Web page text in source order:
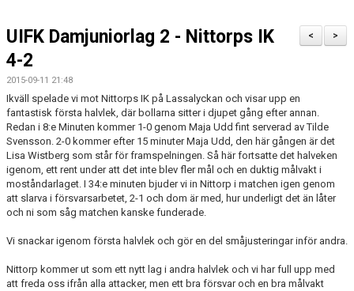
DOKUMENT
KONTAKT
MATCHER
TABELL & RESULTAT
>
<
UIFK Damjuniorlag 2 - Nittorps IK
4-2
2015-09-11 21:48
Ikväll spelade vi mot Nittorps IK på Lassalyckan och visar upp en
fantastisk första halvlek, där bollarna sitter i djupet gång efter annan.
Redan i 8:e Minuten kommer 1-0 genom Maja Udd fint serverad av Tilde
Svensson. 2-0 kommer efter 15 minuter Maja Udd, den här gången är det
Lisa Wistberg som står för framspelningen. Så här fortsatte det halveken
igenom, ett rent under att det inte blev fler mål och en duktig målvakt i
moståndarlaget. I 34:e minuten bjuder vi in Nittorp i matchen igen genom
att slarva i försvarsarbetet, 2-1 och dom är med, hur underligt det än låter
och ni som såg matchen kanske funderade.
Vi snackar igenom första halvlek och gör en del småjusteringar inför andra.
Nittorp kommer ut som ett nytt lag i andra halvlek och vi har full upp med
att freda oss ifrån alla attacker, men ett bra försvar och en bra målvakt